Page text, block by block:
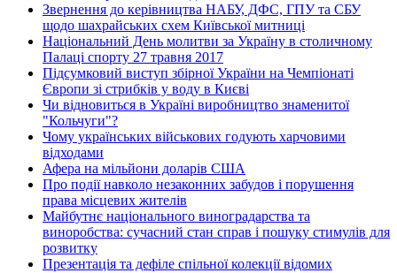
Звернення до керівництва НАБУ, ДФС, ГПУ та СБУ
щодо шахрайських схем Київської митниці
Національний День молитви за Україну в столичному
Палаці спорту 27 травня 2017
Підсумковий виступ збірної України на Чемпіонаті
Європи зі стрибків у воду в Києві
Чи відновиться в Україні виробництво знаменитої
"Кольчуги"?
Чому українських військових годують харчовими
відходами
Афера на мільйони доларів США
Про події навколо незаконних забудов і порушення
права місцевих жителів
Майбутнє національного виноградарства та
виноробства: сучасний стан справ і пошуку стимулів для
розвитку
Презентація та дефіле спільної колекції відомих